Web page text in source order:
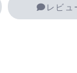
レビュ